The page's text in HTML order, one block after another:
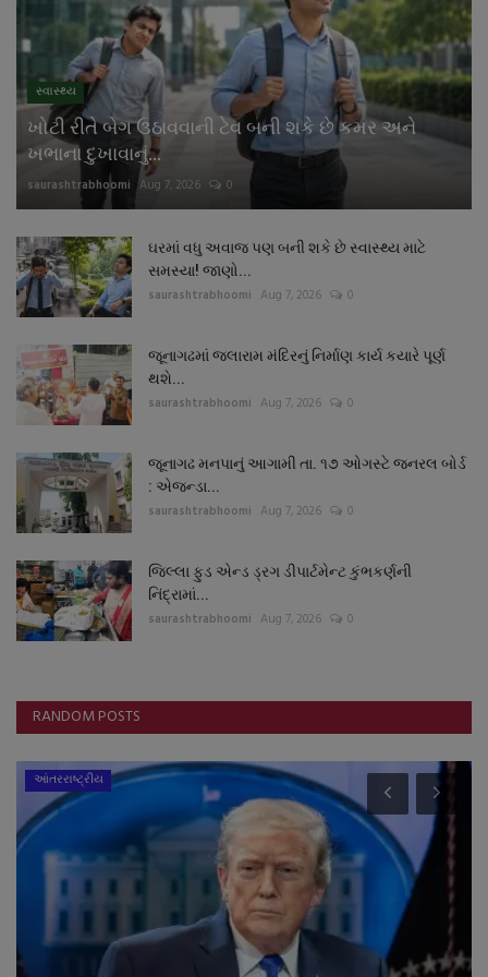
નાણાંકીય સમાચાર
સ્થાનિક સમાચાર
સ્પોર્ટ્સ
રાશિફળ
ગુનાખોરી
બોલિવૂડ
સ્વાસ્થ્ય
સ્વાસ્થ્ય
ખોટી રીતે બેગ ઉઠાવવાની ટેવ બની શકે છે કમર અને
ખભાના દુખાવાનું...
saurashtrabhoomi Aug 7, 2026 0
ઘરમાં વધુ અવાજ પણ બની શકે છે સ્વાસ્થ્ય માટે
સમસ્યા! જાણો...
saurashtrabhoomi Aug 7, 2026 0
જૂનાગઢમાં જલારામ મંદિરનું નિર્માણ કાર્ય કયારે પૂર્ણ
થશે...
saurashtrabhoomi Aug 7, 2026 0
જૂનાગઢ મનપાનું આગામી તા. ૧૭ ઓગસ્ટે જનરલ બોર્ડ
: એજન્ડા...
saurashtrabhoomi Aug 7, 2026 0
જિલ્લા ફુડ એન્ડ ડ્રગ ડીપાર્ટમેન્ટ કુંભકર્ણની
નિંદ્રામાં...
saurashtrabhoomi Aug 7, 2026 0
RANDOM POSTS
આંતરરાષ્ટ્રીય